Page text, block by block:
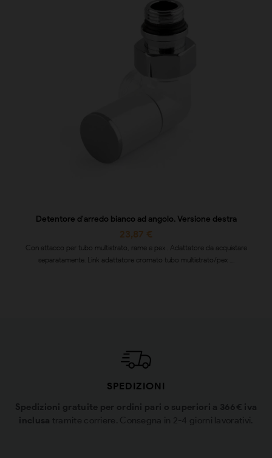
Detentore d'arredo bianco ad angolo. Versione destra
23,87 €
Con attacco per tubo multistrato, rame e pex . Adattatore da acquistare
separatamente. Link adattatore cromato tubo multistrato/pex ....
SPEDIZIONI
Spedizioni gratuite per ordini pari o superiori a 366€ iva
inclusa tramite corriere. Consegna in 2-4 giorni lavorativi.